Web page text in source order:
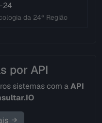
24
da 24ª Região
por API
sistemas com aAPI